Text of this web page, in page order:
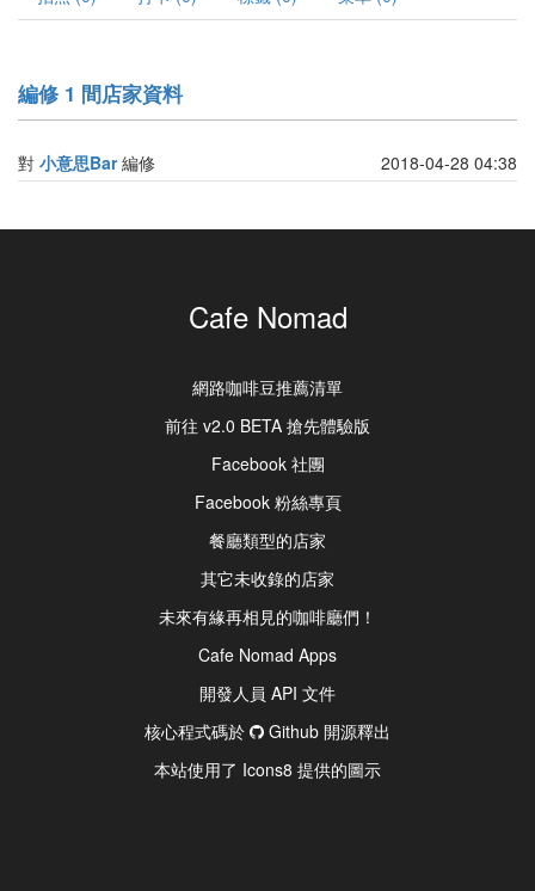
編修 1 間店家資料
對 小意思Bar編修 2018-04-28 04:38
Cafe Nomad
網路咖啡豆推薦清單
前往 v2.0 BETA 搶先體驗版
Facebook 社團
Facebook 粉絲專頁
餐廳類型的店家
其它未收錄的店家
未來有緣再相見的咖啡廳們！
Cafe Nomad Apps
開發人員 API 文件
核心程式碼於
Github 開源釋出
本站使用了 Icons8 提供的圖示